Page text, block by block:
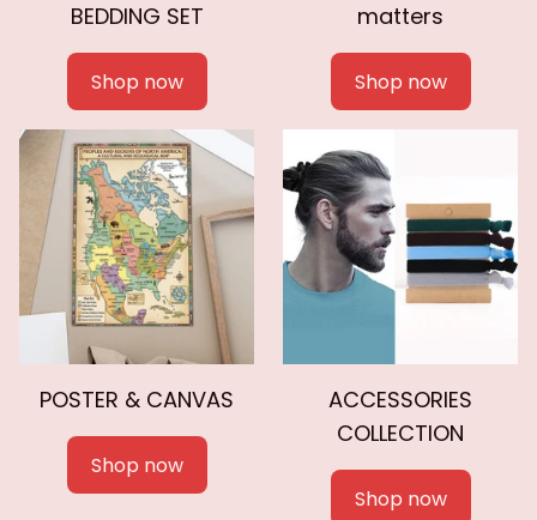
BEDDING SET
Shop now
matters
Shop now
POSTER & CANVAS
Shop now
ACCESSORIES
COLLECTION
Shop now